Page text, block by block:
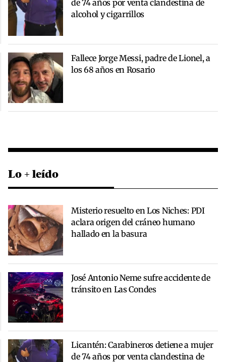
de 74 años por venta clandestina de
alcohol y cigarrillos
Fallece Jorge Messi, padre de Lionel, a
los 68 años en Rosario
Lo + leído
Misterio resuelto en Los Niches: PDI
aclara origen del cráneo humano
hallado en la basura
José Antonio Neme sufre accidente de
tránsito en Las Condes
Licantén: Carabineros detiene a mujer
de 74 años por venta clandestina de